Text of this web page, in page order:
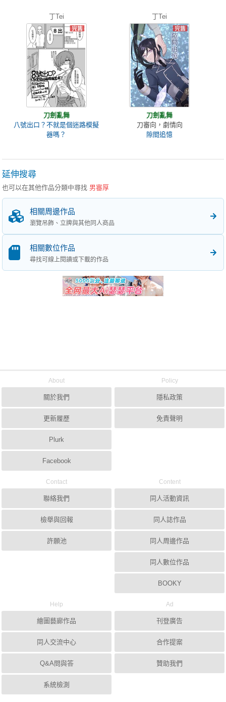
丁Tei
刀劍亂舞
八號出口？不就是個迷路模擬
器嗎？
丁Tei
刀劍亂舞
刀審向，劇情向
隙間追憶
延伸搜尋
也可以在其他作品分類中尋找 男審厚
相關周邊作品
瀏覽吊飾、立牌與其他同人商品
相關數位作品
尋找可線上閱讀或下載的作品
About
關於我們
更新履歷
Plurk
Facebook
Policy
隱私政策
免責聲明
Contact
聯絡我們
檢舉與回報
許願池
Content
同人活動資訊
同人誌作品
同人周邊作品
同人數位作品
BOOKY
Help
繪圖藝廊作品
同人交流中心
Q&A問與答
系統檢測
Ad
刊登廣告
合作提案
贊助我們